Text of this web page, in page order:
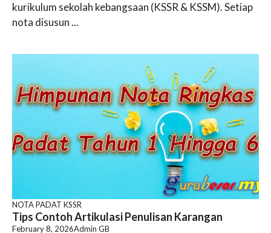
kurikulum sekolah kebangsaan (KSSR & KSSM). Setiap
nota disusun ...
NOTA PADAT KSSR
Tips Contoh Artikulasi Penulisan Karangan
February 8, 2026Admin GB